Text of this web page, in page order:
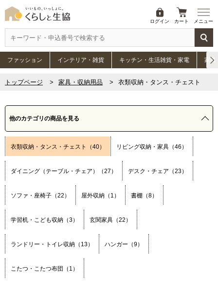
ログイン カート メニュー
ファッション インテリア・雑貨 キッチン・生活雑貨・家電 家具
トップページ 家具・収納用品 衣類収納・タンス・チェスト
他のカテゴリの商品を見る
衣類収納・タンス・チェスト（40） リビング収納・家具（46）
ダイニング（テーブル・チェア）（27） デスク・チェア（23）
ソファ・座椅子（22） 屋外収納（1） 書棚（8）
学習机・こども収納（3） 玄関家具（22）
ランドリー・トイレ収納（13） ハンガー（9）
こたつ・こたつ布団（1）